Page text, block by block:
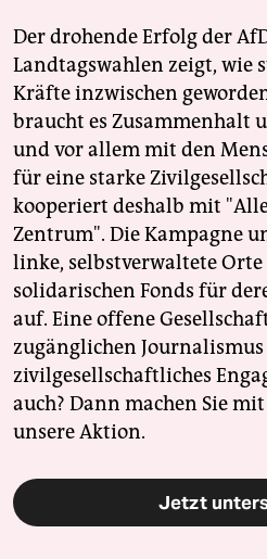
Der drohende Erfolg der
Landtagswahlen zeigt, wie
Kräfte inzwischen
braucht es Zusammenhalt
und vor allem mit den
für eine starke
kooperiert deshalb mit
Zentrum". Die Kampagne
linke, selbstverwaltete
solidarischen Fonds für
auf. Eine offene
zugänglichen Journalismus
zivilgesellschaftliches
auch? Dann machen Sie
unsere Aktion.
Jetzt